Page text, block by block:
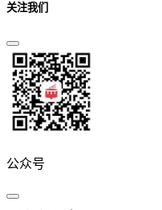
关注我们
公众号